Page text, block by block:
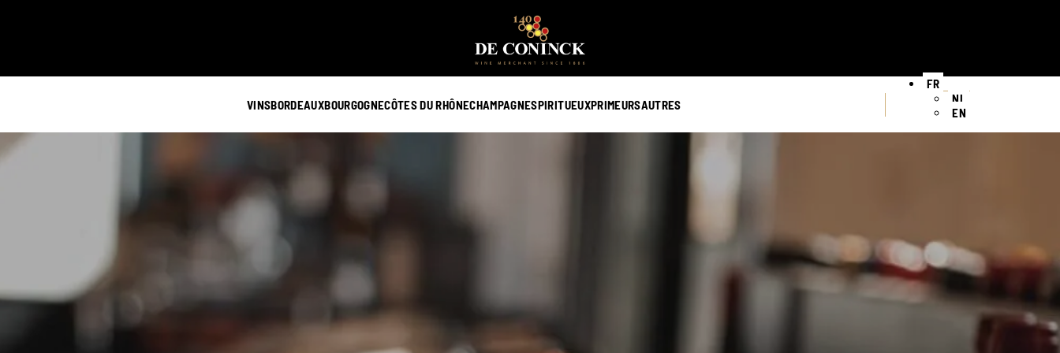
VINSBORDEAUXBOURGOGNECÔTES DU RHÔNECHAMPAGNESPIRITUEUXPRIMEURSAUTRES
FR
NL
EN